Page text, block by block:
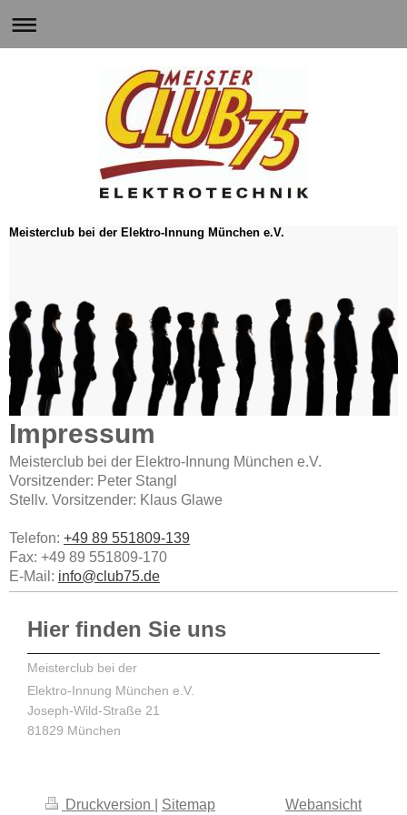
Meisterclub bei der Elektro-Innung München e.V.
Impressum
Meisterclub bei der Elektro-Innung München e.V.
Vorsitzender: Peter Stangl
Stellv. Vorsitzender: Klaus Glawe
Telefon: +49 89 551809-139
Fax: +49 89 551809-170
E-Mail: info@club75.de
Hier finden Sie uns
Meisterclub bei der
Elektro-Innung München e.V.
Joseph-Wild-Straße 21
81829 München
Druckversion Sitemap Webansicht